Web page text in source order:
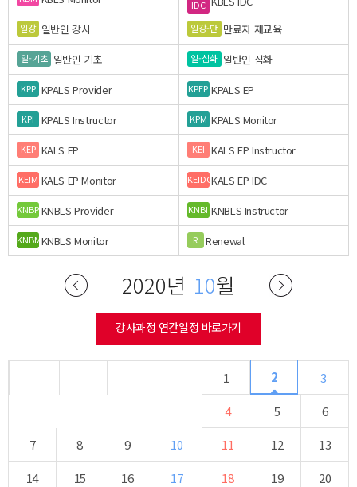
IDC
일강 일반인 강사 일강-만 만료자 재교육
일-기초 일반인 기초 일-심화 일반인 심화
KPP KPALS Provider KPEP KPALS EP
KPI KPALS Instructor KPM KPALS Monitor
KEP KALS EP KEI KALS EP Instructor
KEIM KALS EP Monitor KEIDCKALS EP IDC
KNBPKNBLS Provider KNBI KNBLS Instructor
KNBMKNBLS Monitor R Renewal
2020년 10월
강사과정 연간일정 바로가기
1 2
3
4
5
6
7
8 9 10 11 12
13
14
15 16 17 18 19
20